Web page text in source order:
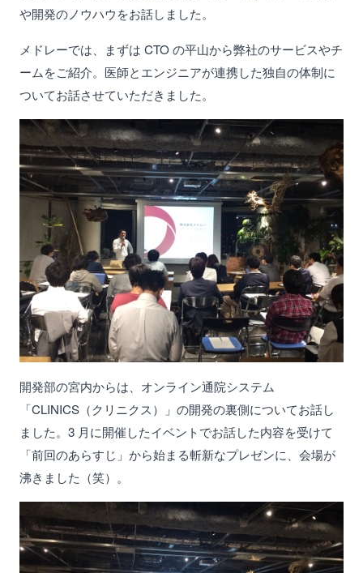
や開発のノウハウをお話しました。
メドレーでは、まずは CTO の平山から弊社のサービスやチ
ームをご紹介。医師とエンジニアが連携した独自の体制に
ついてお話させていただきました。
開発部の宮内からは、オンライン通院システム
「CLINICS（クリニクス）」の開発の裏側についてお話し
ました。3 月に開催したイベントでお話した内容を受けて
「前回のあらすじ」から始まる斬新なプレゼンに、会場が
沸きました（笑）。